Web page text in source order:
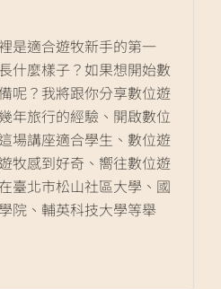
是適合遊牧新手的第一
什麼樣子？如果想開始數
呢？我將跟你分享數位遊
年旅行的經驗、開啟數位
場講座適合學生、數位遊
牧感到好奇、嚮往數位遊
臺北市松山社區大學、國
院、輔英科技大學等舉